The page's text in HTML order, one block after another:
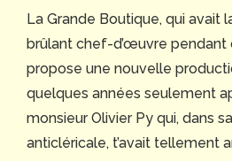
La Grande Boutique, qui avait
brûlant chef-d’œuvre pendant
propose une nouvelle
quelques années seulement
monsieur Olivier Py qui, dans
anticléricale, t’avait tellement